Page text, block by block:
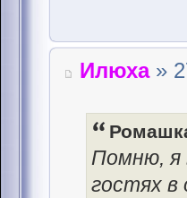
Илюха»
Помню, я
гостях в